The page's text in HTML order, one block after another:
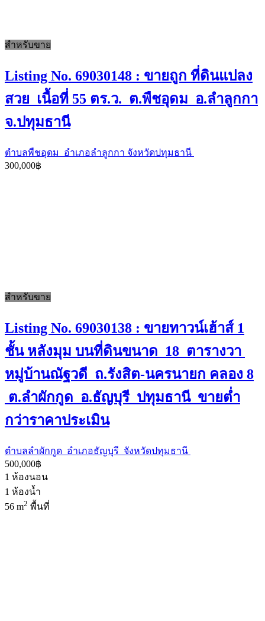
สำหรับขาย
Listing No. 69030148 : ขายถูก ที่ดินแปลง
สวย เนื้อที่ 55 ตร.ว. ต.พืชอุดม อ.ลำลูกกา
จ.ปทุมธานี
ตำบลพืชอุดม อำเภอลำลูกกา จังหวัดปทุมธานี
300,000฿
สำหรับขาย
Listing No. 69030138 : ขายทาวน์เฮ้าส์ 1
ชั้น หลังมุม บนที่ดินขนาด 18 ตารางวา
หมู่บ้านณัฐวดี ถ.รังสิต-นครนายก คลอง 8
ต.ลำผักกูด อ.ธัญบุรี ปทุมธานี ขายต่ำ
กว่าราคาประเมิน
ตำบลลำผักกูด อำเภอธัญบุรี จังหวัดปทุมธานี
500,000฿
1 ห้องนอน
1 ห้องน้ำ
56 m2 พื้นที่